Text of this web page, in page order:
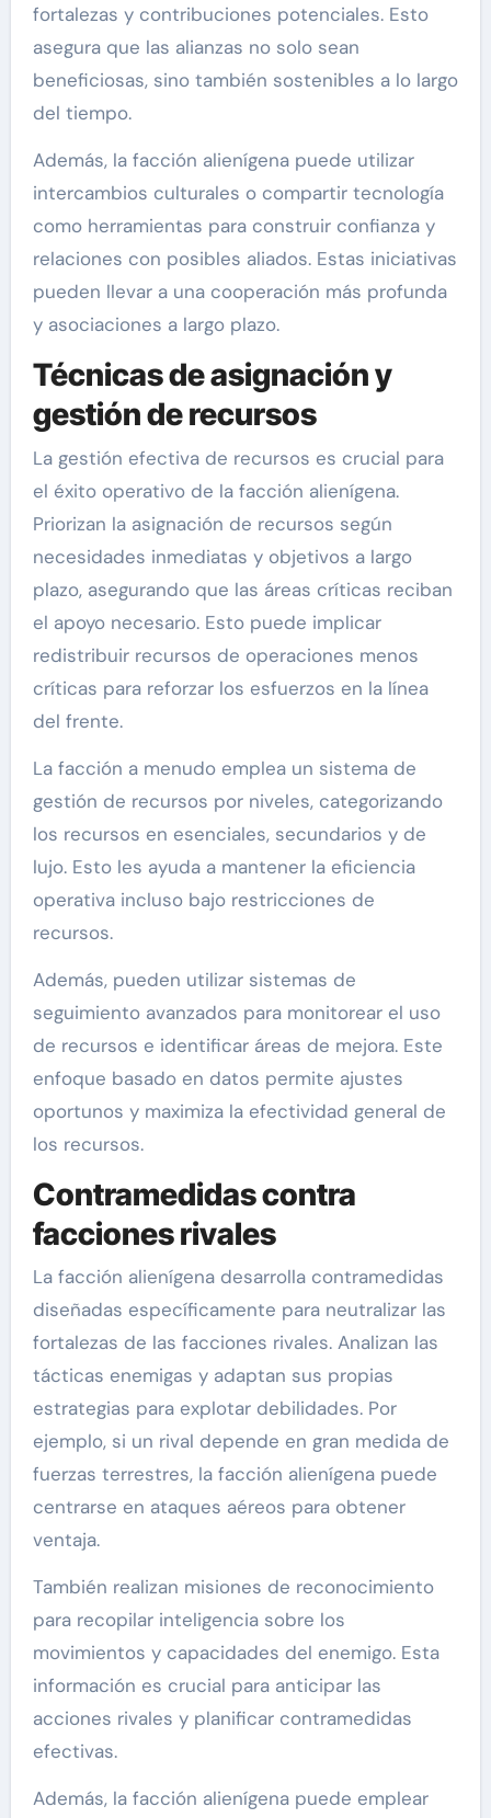
fortalezas y contribuciones potenciales. Esto
asegura que las alianzas no solo sean
beneficiosas, sino también sostenibles a lo largo
del tiempo.
Además, la facción alienígena puede utilizar
intercambios culturales o compartir tecnología
como herramientas para construir confianza y
relaciones con posibles aliados. Estas iniciativas
pueden llevar a una cooperación más profunda
y asociaciones a largo plazo.
Técnicas de asignación y
gestión de recursos
La gestión efectiva de recursos es crucial para
el éxito operativo de la facción alienígena.
Priorizan la asignación de recursos según
necesidades inmediatas y objetivos a largo
plazo, asegurando que las áreas críticas reciban
el apoyo necesario. Esto puede implicar
redistribuir recursos de operaciones menos
críticas para reforzar los esfuerzos en la línea
del frente.
La facción a menudo emplea un sistema de
gestión de recursos por niveles, categorizando
los recursos en esenciales, secundarios y de
lujo. Esto les ayuda a mantener la eficiencia
operativa incluso bajo restricciones de
recursos.
Además, pueden utilizar sistemas de
seguimiento avanzados para monitorear el uso
de recursos e identificar áreas de mejora. Este
enfoque basado en datos permite ajustes
oportunos y maximiza la efectividad general de
los recursos.
Contramedidas contra
facciones rivales
La facción alienígena desarrolla contramedidas
diseñadas específicamente para neutralizar las
fortalezas de las facciones rivales. Analizan las
tácticas enemigas y adaptan sus propias
estrategias para explotar debilidades. Por
ejemplo, si un rival depende en gran medida de
fuerzas terrestres, la facción alienígena puede
centrarse en ataques aéreos para obtener
ventaja.
También realizan misiones de reconocimiento
para recopilar inteligencia sobre los
movimientos y capacidades del enemigo. Esta
información es crucial para anticipar las
acciones rivales y planificar contramedidas
efectivas.
Además, la facción alienígena puede emplear